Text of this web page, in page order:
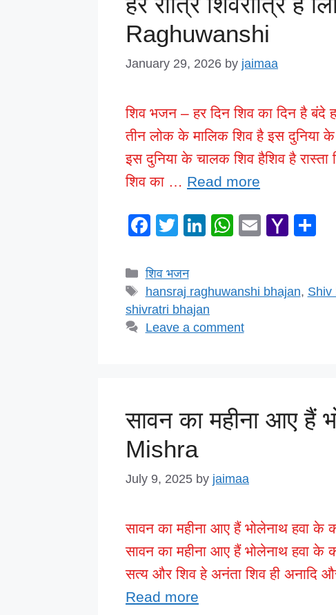
Raghuwanshi
January 29, 2026 by jaimaa
शिव भजन – हर दिन शिव का दिन है बंदे
तीन लोक के मालिक शिव है इस दुनिया
इस दुनिया के चालक शिव हैशिव है रास्ता
शिव का … Read more
F
c
e
b
o
T
tt
er
Li
e
dI
n
W
s
p
E
Y
o
e
Categories
शिव भजन
Tags
hansraj raghuwanshi bhajan, Shiv
shivratri bhajan
Leave a comment
सावन का महीना आए हैं
Mishra
July 9, 2025 by jaimaa
सावन का महीना आए हैं भोलेनाथ
सावन का महीना आए हैं भोलेनाथ
सत्य और शिव हे अनंता शिव ही अनादि
Read more